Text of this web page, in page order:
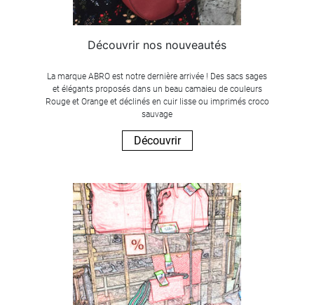
Découvrir nos nouveautés
La marque ABRO est notre dernière arrivée ! Des sacs sages
et élégants proposés dans un beau camaieu de couleurs
Rouge et Orange et déclinés en cuir lisse ou imprimés croco
sauvage
Découvrir